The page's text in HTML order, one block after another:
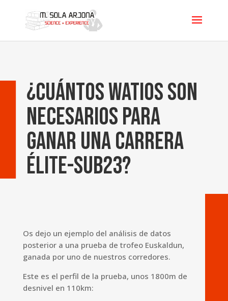
¿Cuántos watios son
necesarios para
ganar una carrera
élite-sub23?
Os dejo un ejemplo del análisis de datos
posterior a una prueba de trofeo Euskaldun,
ganada por uno de nuestros corredores.
Este es el perfil de la prueba, unos 1800m de
desnivel en 110km: